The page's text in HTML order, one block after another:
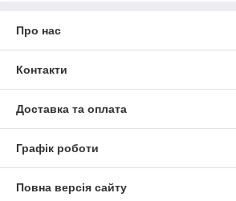
Про нас
Контакти
Доставка та оплата
Графік роботи
Повна версія сайту